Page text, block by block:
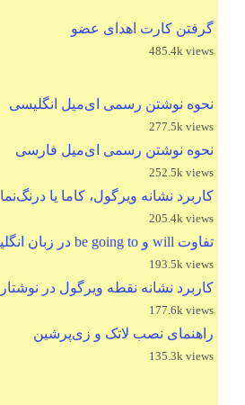
گرفتن کارت اهدای عضو
485.4k views
نحوه نوشتن رسمی ای‌میل انگلیسی
277.5k views
نحوه نوشتن رسمی ای‌میل فارسی
252.5k views
کاربرد نشانه ویرگول، کاما یا درنگ‌نما
205.4k views
تفاوت will و be going to در زبان انگلیسی
193.5k views
کاربرد نشانه نقطه ویرگول در نوشتار
177.6k views
راهنمای نصب لاتک و زی‌پرشین
135.3k views